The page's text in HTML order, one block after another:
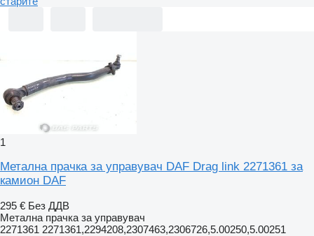
1
Метална прачка за управувач DAF Drag link 2271361 за
камион DAF
295 € Без ДДВ
Метална прачка за управувач
2271361 2271361,2294208,2307463,2306726,5.00250,5.00251